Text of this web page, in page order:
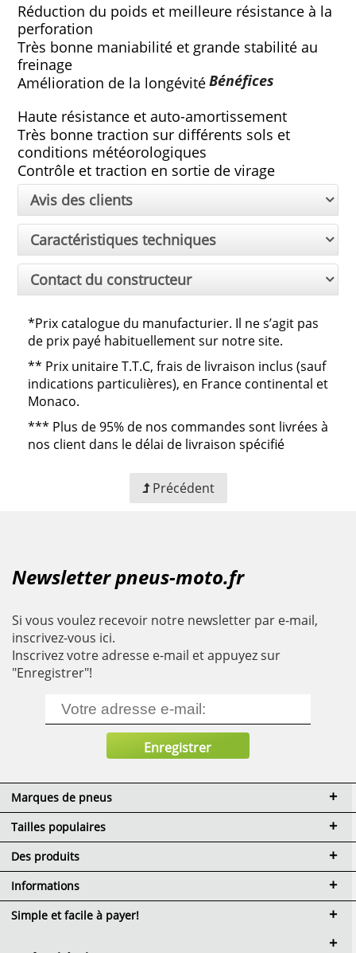
Réduction du poids et meilleure résistance à la
perforation
Très bonne maniabilité et grande stabilité au
freinage
Amélioration de la longévitéBénéfices
Haute résistance et auto-amortissement
Très bonne traction sur différents sols et
conditions météorologiques
Contrôle et traction en sortie de virage
Avis des clients
Caractéristiques techniques
Contact du constructeur
*Prix catalogue du manufacturier. Il ne s’agit pas
de prix payé habituellement sur notre site.
** Prix unitaire T.T.C, frais de livraison inclus (sauf
indications particulières), en France continental et
Monaco.
*** Plus de 95% de nos commandes sont livrées à
nos client dans le délai de livraison spécifié
Précédent
Newsletter pneus-moto.fr
Si vous voulez recevoir notre newsletter par e-mail,
inscrivez-vous ici.
Inscrivez votre adresse e-mail et appuyez sur
"Enregistrer"!
Marques de pneus
Tailles populaires
Des produits
Informations
Simple et facile à payer!